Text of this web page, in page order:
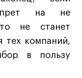
на не
не станет
тех компаний,
в пользу